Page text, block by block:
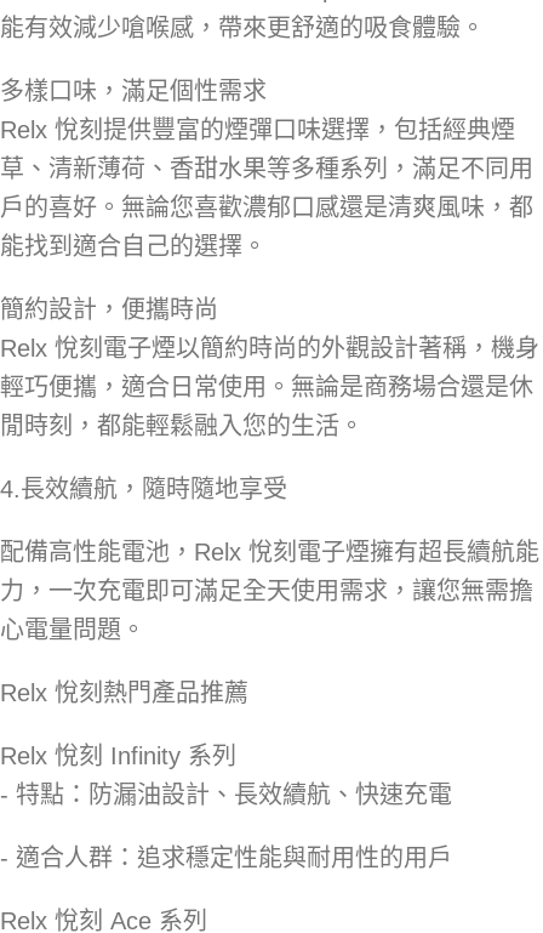
能有效減少嗆喉感，帶來更舒適的吸食體驗。
多樣口味，滿足個性需求
Relx 悅刻提供豐富的煙彈口味選擇，包括經典煙
草、清新薄荷、香甜水果等多種系列，滿足不同用
戶的喜好。無論您喜歡濃郁口感還是清爽風味，都
能找到適合自己的選擇。
簡約設計，便攜時尚
Relx 悅刻電子煙以簡約時尚的外觀設計著稱，機身
輕巧便攜，適合日常使用。無論是商務場合還是休
閒時刻，都能輕鬆融入您的生活。
4.長效續航，隨時隨地享受
配備高性能電池，Relx 悅刻電子煙擁有超長續航能
力，一次充電即可滿足全天使用需求，讓您無需擔
心電量問題。
Relx 悅刻熱門產品推薦
Relx 悅刻 Infinity 系列
- 特點：防漏油設計、長效續航、快速充電
- 適合人群：追求穩定性能與耐用性的用戶
Relx 悅刻 Ace 系列